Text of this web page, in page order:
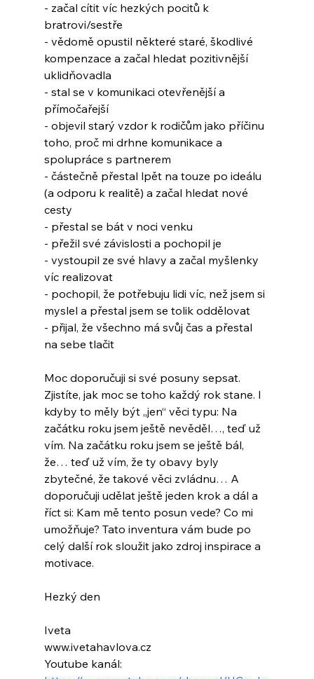
- začal cítit víc hezkých pocitů k
bratrovi/sestře
- vědomě opustil některé staré, škodlivé
kompenzace a začal hledat pozitivnější
uklidňovadla
- stal se v komunikaci otevřenější a
přímočařejší
- objevil starý vzdor k rodičům jako příčinu
toho, proč mi drhne komunikace a
spolupráce s partnerem
- částečně přestal lpět na touze po ideálu
(a odporu k realitě) a začal hledat nové
cesty
- přestal se bát v noci venku
- přežil své závislosti a pochopil je
- vystoupil ze své hlavy a začal myšlenky
víc realizovat
- pochopil, že potřebuju lidi víc, než jsem si
myslel a přestal jsem se tolik oddělovat
- přijal, že všechno má svůj čas a přestal
na sebe tlačit
Moc doporučuji si své posuny sepsat.
Zjistíte, jak moc se toho každý rok stane. I
kdyby to měly být „jen“ věci typu: Na
začátku roku jsem ještě nevěděl…, teď už
vím. Na začátku roku jsem se ještě bál,
že… teď už vím, že ty obavy byly
zbytečné, že takové věci zvládnu… A
doporučuji udělat ještě jeden krok a dál a
říct si: Kam mě tento posun vede? Co mi
umožňuje? Tato inventura vám bude po
celý další rok sloužit jako zdroj inspirace a
motivace.
Hezký den
Iveta
www.ivetahavlova.cz
Youtube kanál: